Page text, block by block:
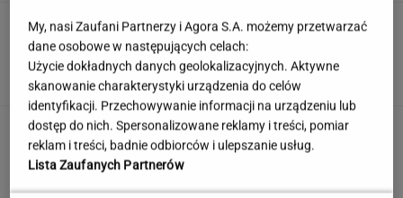
Współczesne trendy urlopowe przełamują
schematy. Jak dobrze przygotować się do
wyjazdu za granicę?
MATERIAŁ PROMOCYJNY
Anastazja Kuś została mistrzynią
świata. "Kariera przez pośladki"? Mamy
komentarz
SUBSKRYPCJA
My, nasi Zaufani Partnerzy i Agora S.A. możemy przetwarzać
dane osobowe w następujących celach:
Użycie dokładnych danych geolokalizacyjnych. Aktywne
skanowanie charakterystyki urządzenia do celów
identyfikacji. Przechowywanie informacji na urządzeniu lub
dostęp do nich. Spersonalizowane reklamy i treści, pomiar
reklam i treści, badnie odbiorców i ulepszanie usług.
Lista Zaufanych Partnerów